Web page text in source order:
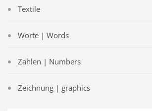
Textile
Worte | Words
Zahlen | Numbers
Zeichnung | graphics